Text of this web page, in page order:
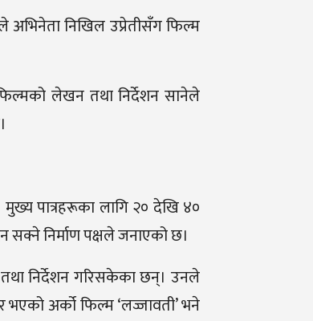
अभिनेता निखिल उप्रेतीसँग फिल्म
फिल्मको लेखन तथा निर्देशन सानेले
पात्रहरूका लागि २० देखि ४०
निर्माण पक्षले जनाएको छ।
तथा निर्देशन गरिसकेका छन्। उनले
भएको अर्को फिल्म ‘लज्जावती’ भने